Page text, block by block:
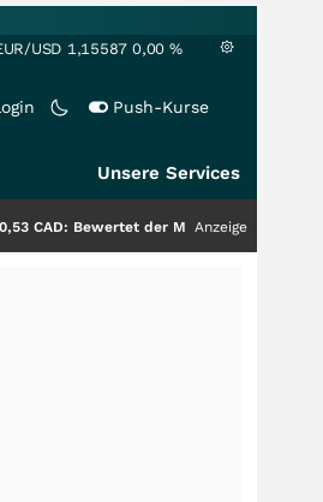
USD 1,15587 0,00 %
Push-Kurse
Unsere Services
der Markt noch immer nur die
Anzeige